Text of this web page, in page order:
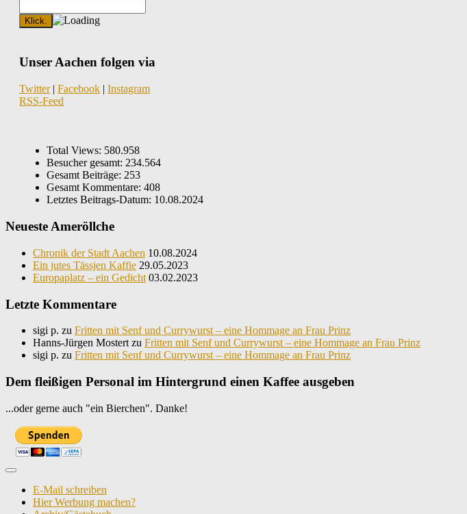
Unser Aachen folgen via
Twitter| Facebook | Instagram
RSS-Feed
Total Views: 580.958
Besucher gesamt: 234.564
Gesamt Beiträge: 253
Gesamt Kommentare: 408
Letztes Beitrags-Datum: 10.08.2024
Neueste Ameröllche
Chronik der Stadt Aachen 10.08.2024
Ein jutes Tässjen Kaffie 29.05.2023
Europaplatz – ein Gedicht 03.02.2023
Letzte Kommentare
sigi p. zu Fritten mit Senf und Currywurst – eine Hommage an Frau Prinz
Hanns-Jürgen Mostert zu Fritten mit Senf und Currywurst – eine Hommage an Frau Prinz
sigi p. zu Fritten mit Senf und Currywurst – eine Hommage an Frau Prinz
Dem fleißigen Personal im Hintergrund einen Kaffee ausgeben
...oder gerne auch "ein Bierchen". Danke!
E-Mail schreiben
Hier Werbung machen?